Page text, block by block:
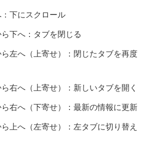
下にスクロール
下へ：タブを閉じる
左へ（上寄せ）：閉じたタブを再度
右へ（上寄せ）：新しいタブを開く
右へ（下寄せ）：最新の情報に更新
上へ（左寄せ）：左タブに切り替え